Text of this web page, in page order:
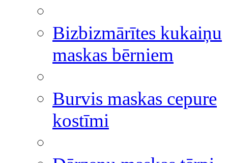
Bizbizmārītes kukaiņu
maskas bērniem
Burvis maskas cepure
kostīmi